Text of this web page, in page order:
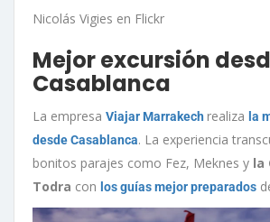
Nicolás Vigies en Flickr
Mejor excursión
Casablanca
La empresa Viajar Marrakech realiza la
desde Casablanca. La experiencia
bonitos parajes como Fez, Meknes y la
Todra con los guías mejor preparados